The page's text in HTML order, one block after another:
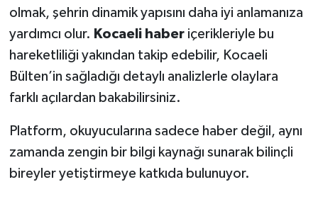
olmak, şehrin dinamik yapısını daha iyi anlamanıza
yardımcı olur. Kocaeli haberiçerikleriyle bu
hareketliliği yakından takip edebilir, Kocaeli
Bülten’in sağladığı detaylı analizlerle olaylara
farklı açılardan bakabilirsiniz.
Platform, okuyucularına sadece haber değil, aynı
zamanda zengin bir bilgi kaynağı sunarak bilinçli
bireyler yetiştirmeye katkıda bulunuyor.